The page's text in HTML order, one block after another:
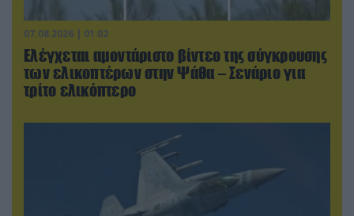
07.08.2026 | 01:02
Ελέγχεται αμοντάριστο βίντεο της σύγκρουσης
των ελικοπτέρων στην Ψάθα – Σενάριο για
τρίτο ελικόπτερο